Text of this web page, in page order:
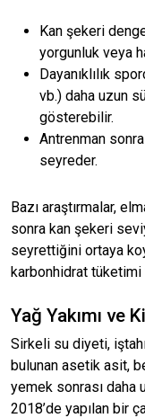
Kan şekeri
yorgunluk veya
Dayanıklılık
vb.) daha uzun
gösterebilir.
Antrenman
seyreder.
Bazı araştırmalar,
sonra kan şekeri
seyrettiğini ortaya
karbonhidrat
Yağ Yakımı ve
Sirkeli su diyeti,
bulunan asetik asit,
yemek sonrası daha
2018’de yapılan bir